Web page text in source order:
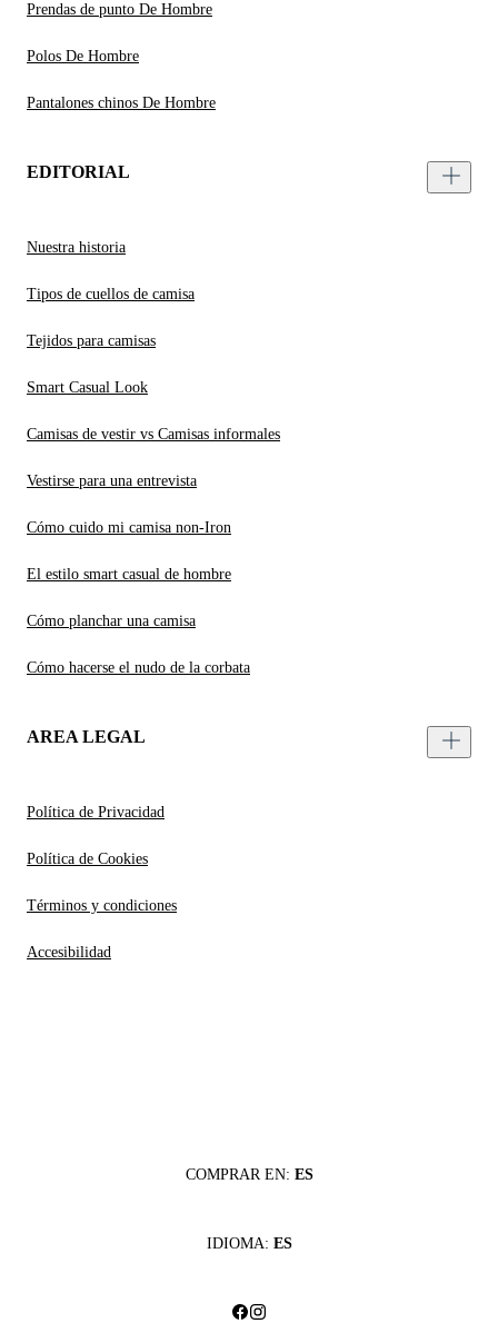
Prendas de punto De Hombre
Polos De Hombre
Pantalones chinos De Hombre
EDITORIAL
Nuestra historia
Tipos de cuellos de camisa
Tejidos para camisas
Smart Casual Look
Camisas de vestir vs Camisas informales
Vestirse para una entrevista
Cómo cuido mi camisa non-Iron
El estilo smart casual de hombre
Cómo planchar una camisa
Cómo hacerse el nudo de la corbata
AREA LEGAL
Política de Privacidad
Política de Cookies
Términos y condiciones
Accesibilidad
COMPRAR EN: ES
IDIOMA: ES